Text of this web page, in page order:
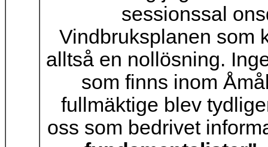
sessionssal
Vindbruksplanen som
alltså en nollösning.
som finns inom
fullmäktige blev
oss som bedrivet